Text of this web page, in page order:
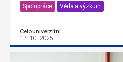
Spolupráce Věda a výzkum
Celouniverzitní
17. 10. 2025